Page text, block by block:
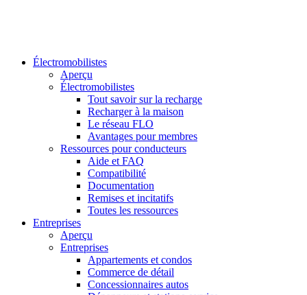
Électromobilistes
Aperçu
Électromobilistes
Tout savoir sur la recharge
Recharger à la maison
Le réseau FLO
Avantages pour membres
Ressources pour conducteurs
Aide et FAQ
Compatibilité
Documentation
Remises et incitatifs
Toutes les ressources
Entreprises
Aperçu
Entreprises
Appartements et condos
Commerce de détail
Concessionnaires autos